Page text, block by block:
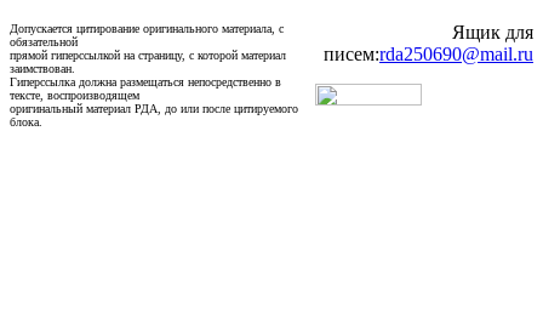
Допускается цитирование оригинального материала, с
обязательной
прямой гиперссылкой на страницу, с которой материал
заимствован.
Гиперссылка должна размещаться непосредственно в
тексте, воспроизводящем
оригинальный материал РДА, до или после цитируемого
блока.
Ящик для
писем:rda250690@mail.ru